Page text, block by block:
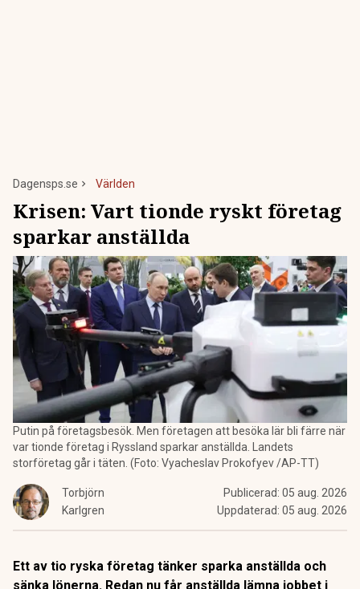
Dagensps.se Världen
Krisen: Vart tionde ryskt företag
sparkar anställda
Putin på företagsbesök. Men företagen att besöka lär bli färre när
var tionde företag i Ryssland sparkar anställda. Landets
storföretag går i täten. (Foto: Vyacheslav Prokofyev /AP-TT)
Torbjörn
Karlgren
Publicerad: 05 aug. 2026
Uppdaterad: 05 aug. 2026
Ett av tio ryska företag tänker sparka anställda och
sänka lönerna. Redan nu får anställda lämna jobbet i